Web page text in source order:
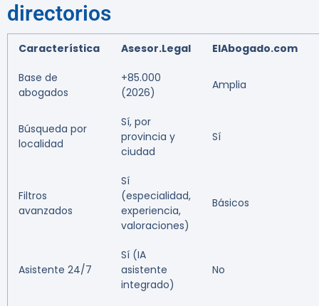
directorios
Característica Asesor.Legal ElAbogado.com
Base de
abogados
+85.000
(2026)
Amplia
Búsqueda por
localidad
Sí, por
provincia y
ciudad
Sí
Filtros
avanzados
Sí
(especialidad,
experiencia,
valoraciones)
Básicos
Asistente 24/7
Sí (IA
asistente
integrado)
No